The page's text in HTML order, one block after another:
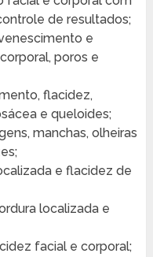
de resultados;
e
poros e
flacidez,
e queloides;
manchas, olheiras
e flacidez de
localizada e
facial e corporal;